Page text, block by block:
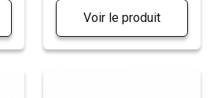
Voir le produit